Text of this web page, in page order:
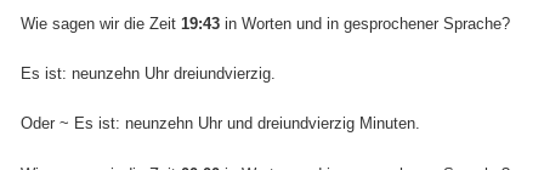
Wie sagen wir die Zeit 19:43 in Worten und in gesprochener Sprache?
Es ist: neunzehn Uhr dreiundvierzig.
Oder ~ Es ist: neunzehn Uhr und dreiundvierzig Minuten.